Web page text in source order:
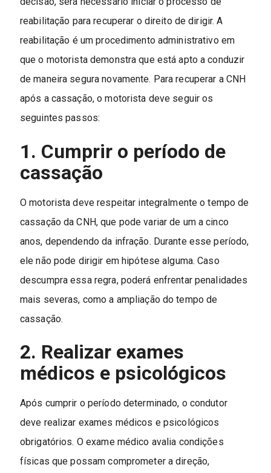
reabilitação para recuperar o direito de dirigir. A
reabilitação é um procedimento administrativo em
que o motorista demonstra que está apto a conduzir
de maneira segura novamente. Para recuperar a CNH
após a cassação, o motorista deve seguir os
seguintes passos:
1. Cumprir o período de
cassação
O motorista deve respeitar integralmente o tempo de
cassação da CNH, que pode variar de um a cinco
anos, dependendo da infração. Durante esse período,
ele não pode dirigir em hipótese alguma. Caso
descumpra essa regra, poderá enfrentar penalidades
mais severas, como a ampliação do tempo de
cassação.
2. Realizar exames
médicos e psicológicos
Após cumprir o período determinado, o condutor
deve realizar exames médicos e psicológicos
obrigatórios. O exame médico avalia condições
físicas que possam comprometer a direção,